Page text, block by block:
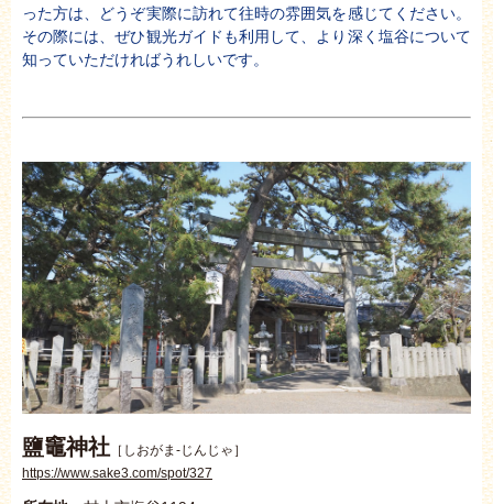
った方は、どうぞ実際に訪れて往時の雰囲気を感じてください。
その際には、ぜひ観光ガイドも利用して、より深く塩谷について
知っていただければうれしいです。
鹽竈神社 ［しおがま-じんじゃ］
https://www.sake3.com/spot/327